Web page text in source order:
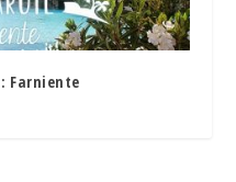
Farniente